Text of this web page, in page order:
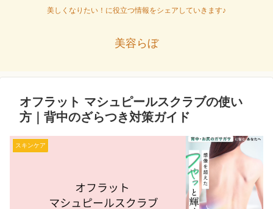
美しくなりたい！に役立つ情報をシェアしていきます♪
美容らぼ
オフラット マシュピールスクラブの使い
方｜背中のざらつき対策ガイド
スキンケア